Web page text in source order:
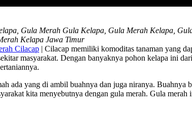
Gula Merah Gula Kelapa, Gula Merah Kelapa,
Kelapa Jawa Timur
Cilacap | Cilacap memiliki komoditas tanaman yang
masyarakat. Dengan banyaknya pohon kelapa ini
ada yang di ambil buahnya dan juga niranya.
kita menyebutnya dengan gula merah. Gula